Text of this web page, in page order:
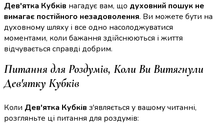
Дев'ятка Кубків нагадує вам, що духовний пошук не
вимагає постійного незадоволення. Ви можете бути на
духовному шляху і все одно насолоджуватися
моментами, коли бажання здійснюються і життя
відчувається справді добрим.
Питання для Роздумів, Коли Ви Витягнули
Дев'ятку Кубків
Коли Дев'ятка Кубків з'являється у вашому читанні,
розгляньте ці питання для роздумів: